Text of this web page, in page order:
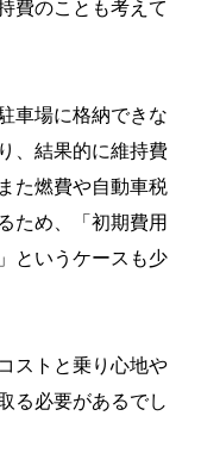
費のことも考えて
車場に格納できな
、結果的に維持費
た燃費や自動車税
ため、「初期費用
というケースも少
ストと乗り心地や
る必要があるでし